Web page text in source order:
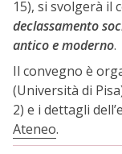
15), si svolgerà il
declassamento
antico e moderno.
Il convegno è
(Università di
2) e i dettagli
Ateneo.